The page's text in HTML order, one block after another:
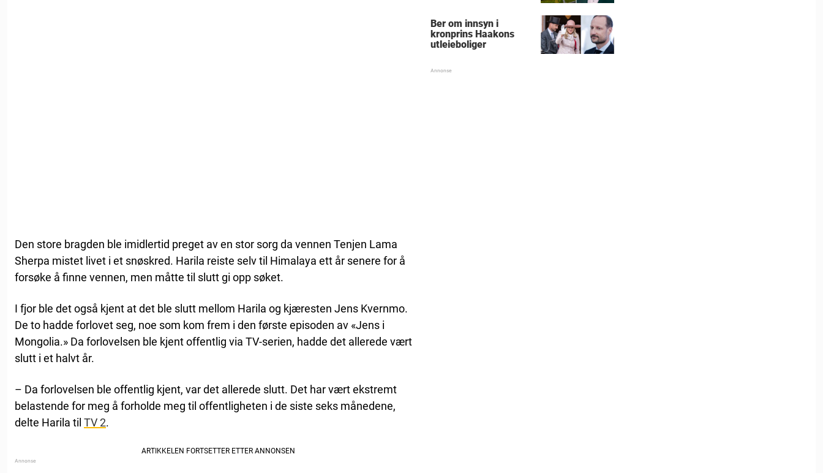
Den store bragden ble imidlertid preget av en stor sorg da vennen Tenjen Lama
Sherpa mistet livet i et snøskred. Harila reiste selv til Himalaya ett år senere for å
forsøke å finne vennen, men måtte til slutt gi opp søket.
I fjor ble det også kjent at det ble slutt mellom Harila og kjæresten Jens Kvernmo.
De to hadde forlovet seg, noe som kom frem i den første episoden av «Jens i
Mongolia.» Da forlovelsen ble kjent offentlig via TV-serien, hadde det allerede vært
slutt i et halvt år.
– Da forlovelsen ble offentlig kjent, var det allerede slutt. Det har vært ekstremt
belastende for meg å forholde meg til offentligheten i de siste seks månedene,
delte Harila til TV 2.
Ber om innsyn i
kronprins Haakons
utleieboliger